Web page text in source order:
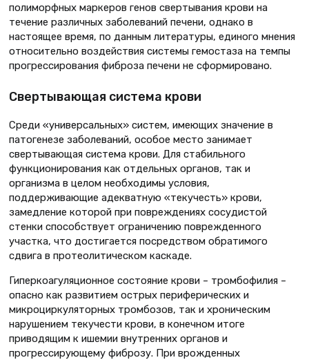
полиморфных маркеров генов свертывания крови на
течение различных заболеваний печени, однако в
настоящее время, по данным литературы, единого мнения
относительно воздействия системы гемостаза на темпы
прогрессирования фиброза печени не сформировано.
Свертывающая система крови
Среди «универсальных» систем, имеющих значение в
патогенезе заболеваний, особое место занимает
свертывающая система крови. Для стабильного
функционирования как отдельных органов, так и
организма в целом необходимы условия,
поддерживающие адекватную «текучесть» крови,
замедление которой при повреждениях сосудистой
стенки способствует ограничению поврежденного
участка, что достигается посредством обратимого
сдвига в протеолитическом каскаде.
Гиперкоагуляционное состояние крови – тромбофилия –
опасно как развитием острых периферических и
микроциркуляторных тромбозов, так и хроническим
нарушением текучести крови, в конечном итоге
приводящим к ишемии внутренних органов и
прогрессирующему фиброзу. При врожденных